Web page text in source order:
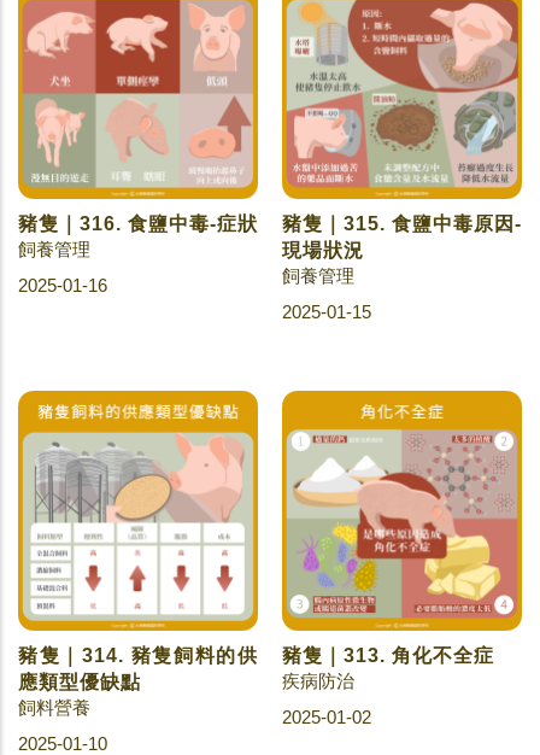
豬隻｜316. 食鹽中毒-症狀
飼養管理
2025-01-16
豬隻｜315. 食鹽中毒原因-
現場狀況
飼養管理
2025-01-15
豬隻｜314. 豬隻飼料的供
應類型優缺點
飼料營養
2025-01-10
豬隻｜313. 角化不全症
疾病防治
2025-01-02